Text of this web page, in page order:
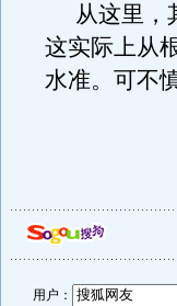
从这里，
这实际上从
水准。可不
用户：